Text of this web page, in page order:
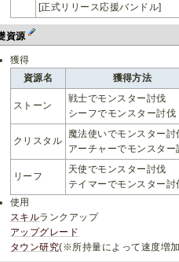
[正式リリース応援バンドル]
資源
獲得
資源名
獲得方法
ストーン
戦士でモンスター討伐
シーフでモンスター討伐
クリスタル
魔法使いでモンスター討
アーチャーでモンスター
リーフ
天使でモンスター討伐
テイマーでモンスター討
使用
スキルランクアップ
アップグレード
タウン研究(※所持量によって速度増